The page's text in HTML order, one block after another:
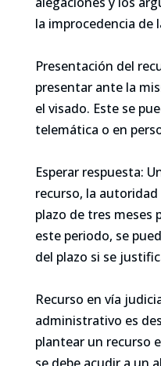
la improcedencia de
Presentación del
presentar ante la
el visado. Este se
telemática o en
Esperar respuesta:
recurso, la
plazo de tres meses
este periodo, se
del plazo si se
Recurso en vía
administrativo es
plantear un recurso